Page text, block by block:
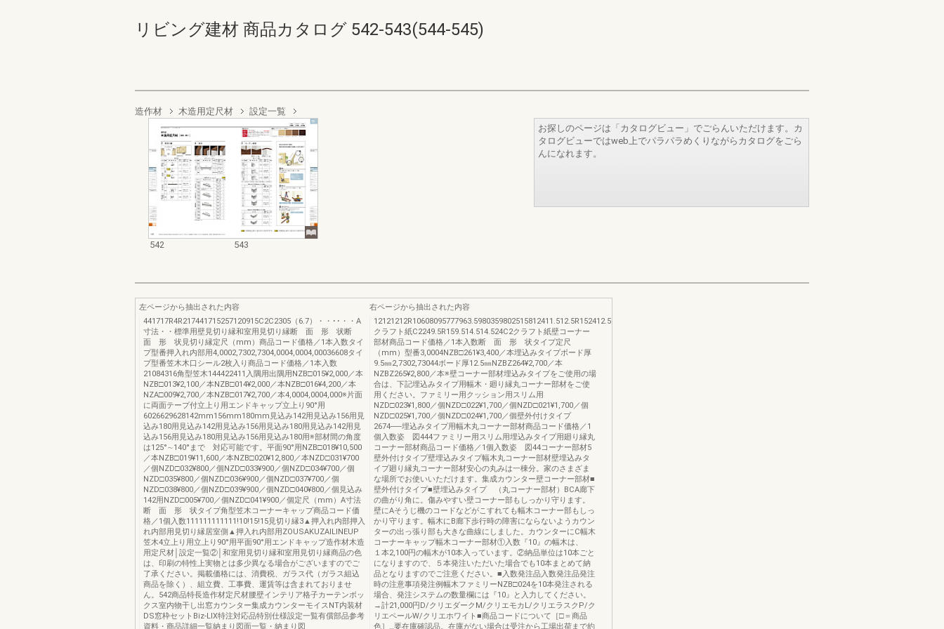
リビング建材 商品カタログ 542-543(544-545)
造作材 木造用定尺材 設定一覧
542 543
お探しのページは「カタログビュー」でごらんいただけます。カ
タログビューではweb上でパラパラめくりながらカタログをごら
んになれます。
左ページから抽出された内容
441717R4R217441715257120915C2C2305（6.7）・・･･・・A
寸法・・標準用壁見切り縁和室用見切り縁断 面 形 状断
面 形 状見切り縁定尺（mm）商品コード価格／1本入数タイ
プ型番押入れ内部用4,0002,7302,7304,0004,0004,00036608タイ
プ型番笠木木口シール2枚入り商品コード価格／1本入数
21084316角型笠木144422411入隅用出隅用NZB□015¥2,000／本
NZB□013¥2,100／本NZB□014¥2,000／本NZB□016¥4,200／本
NZA□009¥2,700／本NZB□017¥2,700／本4,0004,0004,000※片面
に両面テープ付立上り用エンドキャップ立上り90°用
6026629628142mm156mm180mm見込み142用見込み156用見
込み180用見込み142用見込み156用見込み180用見込み142用見
込み156用見込み180用見込み156用見込み180用※部材間の角度
は125°∼140°まで 対応可能です。平面90°用NZB□018¥10,500
／本NZB□019¥11,600／本NZB□020¥12,800／本NZD□031¥700
／個NZD□032¥800／個NZD□033¥900／個NZD□034¥700／個
NZD□035¥800／個NZD□036¥900／個NZD□037¥700／個
NZD□038¥800／個NZD□039¥900／個NZD□040¥800／個見込み
142用NZD□005¥700／個NZD□041¥900／個定尺（mm）A寸法
断 面 形 状タイプ角型笠木コーナーキャップ商品コード価
格／1個入数111111111111!10!15!15見切り縁3▲押入れ内部押入
れ内部用見切り縁居室側▲押入れ内部用ZOUSAKUZAILINEUP
笠木4立上り用立上り90°用平面90°用エンドキャップ造作材木造
用定尺材│設定一覧②│和室用見切り縁和室用見切り縁商品の色
は、印刷の特性上実物とは多少異なる場合がございますのでご
了承ください。掲載価格には、消費税、ガラス代（ガラス組込
商品を除く）、組立費、工事費、運賃等は含まれておりませ
ん。542商品特長造作材定尺材腰壁インテリア格子カーテンボッ
クス室内物干し出窓カウンター集成カウンターモイスNT内装材
DS窓枠セットBiz-LIX特注対応品特別仕様設定一覧有償部品参考
資料・商品詳細一覧納まり図面一覧・納まり図
右ページから抽出された内容
12121212R10608095777963.5980359802515812411.512.5R152412.511.5
クラフト紙C2249.5R159.514.514.524C2クラフト紙壁コーナー
部材商品コード価格／1本入数断 面 形 状タイプ定尺
（mm）型番3,0004NZB□261¥3,400／本埋込みタイプボード厚
9.5㎜2,7302,73044ボード厚12.5㎜NZBZ264¥2,700／本
NZBZ265¥2,800／本※壁コーナー部材埋込みタイプをご使用の場
合は、下記埋込みタイプ用幅木・廻り縁丸コーナー部材をご使
用ください。ファミリー用クッション用スリム用
NZD□023¥1,800／個NZD□022¥1,700／個NZD□021¥1,700／個
NZD□025¥1,700／個NZD□024¥1,700／個壁外付けタイプ
2674──埋込みタイプ用幅木丸コーナー部材商品コード価格／1
個入数姿 図444ファミリー用スリム用埋込みタイプ用廻り縁丸
コーナー部材商品コード価格／1個入数姿 図44コーナー部材5
壁外付けタイプ壁埋込みタイプ幅木丸コーナー部材壁埋込みタ
イプ廻り縁丸コーナー部材安心の丸みは一棟分。家のさまざま
な場所でお使いいただけます。集成カウンター壁コーナー部材■
壁外付けタイプ■壁埋込みタイプ （丸コーナー部材）BCA廊下
の曲がり角に。傷みやすい壁コーナー部もしっかり守ります。
壁にAそうじ機のコードなどがこすれても幅木コーナー部もしっ
かり守ります。幅木にB廊下歩行時の障害にならないようカウン
ターの出っ張り部も大きな曲線にしました。カウンターにC幅木
コーナーキャップ幅木コーナー部材①入数『10』の幅木は、
１本2,100円の幅木が10本入っています。②納品単位は10本ごと
になりますので、５本発注いただいた場合でも10本まとめて納
品となりますのでご注意ください。■入数発注品入数発注品発注
時の注意事項発注例幅木ファミリーNZB□024を10本発注される
場合、発注システムの数量欄には『10』と入力してください。
→計21,000円D/クリエダークM/クリエモカL/クリエラスクP/ク
リエペールW/クリエホワイト■商品コードについて［□＝商品
色］…要在庫確認品。在庫がない場合は受注から工場出荷まで約